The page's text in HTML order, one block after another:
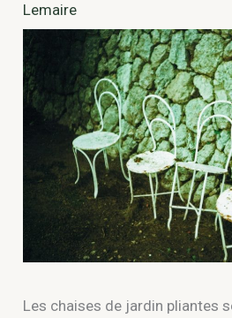
Lemaire
Les chaises de jardin pliantes